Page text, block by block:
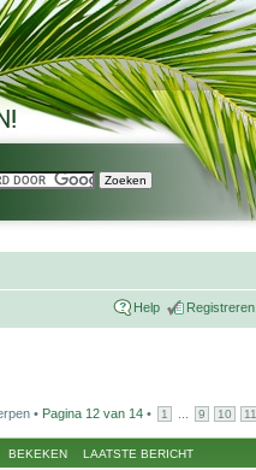
Help Registreren
• Pagina 12 van 14 • 1 9 10 11
BEKEKEN LAATSTE BERICHT